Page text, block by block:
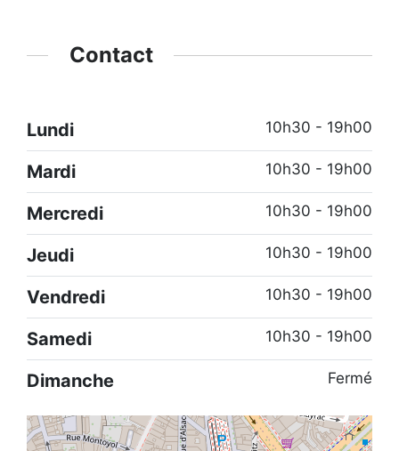
Contact
Lundi 10h30 - 19h00
Mardi 10h30 - 19h00
Mercredi 10h30 - 19h00
Jeudi 10h30 - 19h00
Vendredi 10h30 - 19h00
Samedi 10h30 - 19h00
Dimanche Fermé